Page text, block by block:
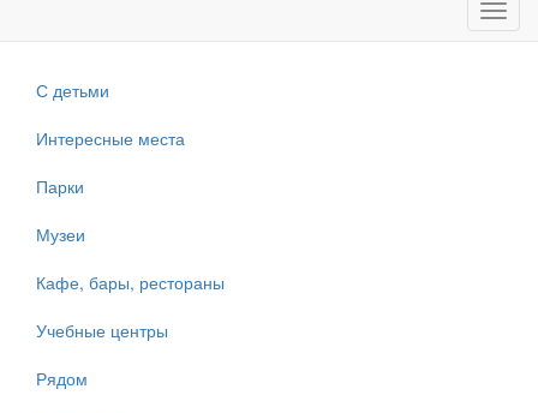
С детьми
Интересные места
Парки
Музеи
Кафе, бары, рестораны
Учебные центры
Рядом